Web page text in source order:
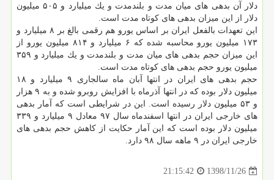
دلار آن بدهی های میان مدت و بلندمدت و یك میلیارد و ۵۰۵ میلیون
دلار از این میزان بدهی های كوتاه مدت است.
این تعهدات بالفعل ایران بر اساس یورو هم رقمی بالغ بر ۸ میلیارد و
۱۷۳ میلیون یورو محاسبه شده كه ۶ میلیارد و ۸۱۴ میلیون یورو از
این میزان حجم بدهی های میان مدت و بلندمدت و یك میلیارد و ۳۵۹
میلیون یورو حجم بدهی های كوتاه مدت است.
حجم بدهی های ایران در انتها آبان ماه سالجاری ۹ میلیارد و ۱۸
میلیون دلار بوده كه در انتها آذرماه با افزایش روبرو شده و به ۹ هزار
و ۵۳ میلیون دلار رسیده است. این در شرایطی است كه آمار بدهی
های خارجی ایران در انتها اسفندماه سال ۹۷ معادل ۹ میلیارد و ۳۳۹
میلیون دلار بوده است كه این آمار حكایت از كاهش حجم بدهی های
خارجی ایران در ۹ ماهه سال ۹۸ دارد.
1398/11/26
21:15:42